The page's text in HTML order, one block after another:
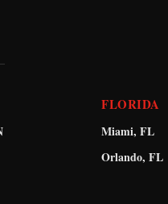
FLORIDA
Miami, FL
Orlando, FL